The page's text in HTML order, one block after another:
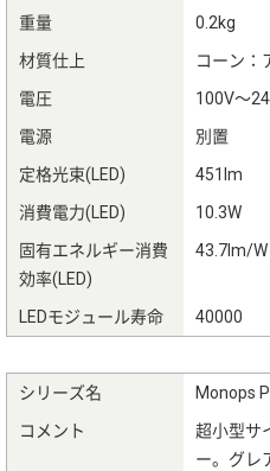
重量
0.2kg
材質仕上
コーン：
電圧
100V～
電源
別置
定格光束(LED)
451lm
消費電力(LED)
10.3W
固有エネルギー消費
効率(LED)
43.7lm/W
LEDモジュール寿命 40000
シリーズ名
Monops
コメント
超小型サ
ー。グレ